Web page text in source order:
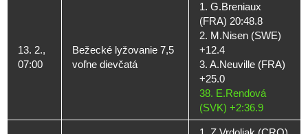
13. 2.,
07:00
Bežecké lyžovanie 7,5
voľne dievčatá
1. G.Breniaux
(FRA) 20:48.8
2. M.Nisen (SWE)
+12.4
3. A.Neuville (FRA)
+25.0
38. E.Rendová
(SVK) +2:36.9